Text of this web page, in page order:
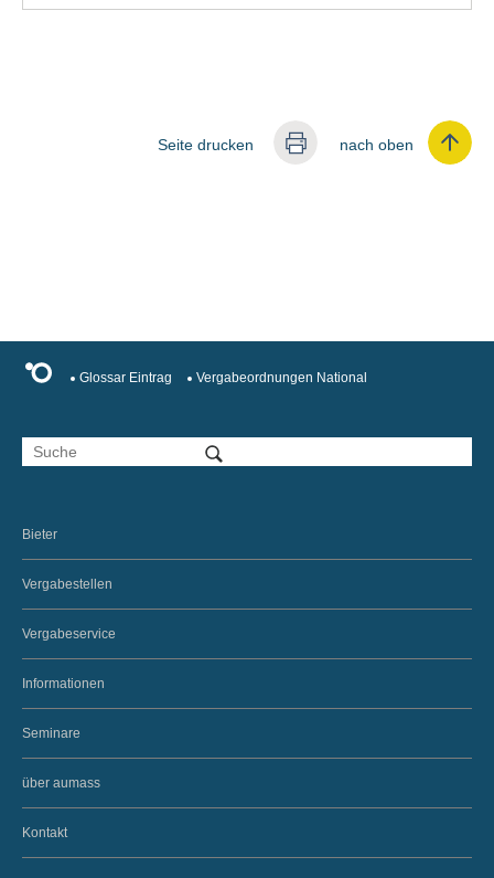
nach oben
Seite drucken
Glossar Eintrag Vergabeordnungen National
Bieter
Vergabestellen
Vergabeservice
Informationen
Seminare
über aumass
Kontakt